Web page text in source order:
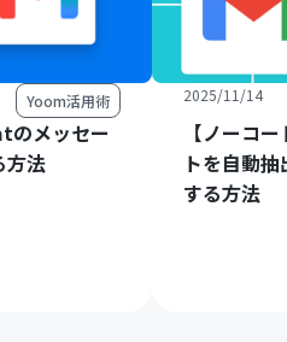
Yoom活用術
のメッセー
方法
2025/11/14
【ノーコ
トを自動
する方法